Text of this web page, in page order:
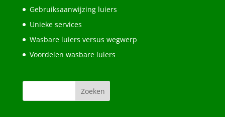
Gebruiksaanwijzing luiers
Unieke services
Wasbare luiers versus wegwerp
Voordelen wasbare luiers